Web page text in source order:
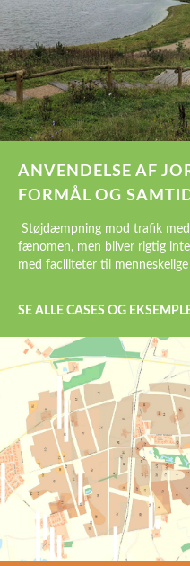
ANVENDELSE AF
FORMÅL OG
Støjdæmpning mod trafik
fænomen, men bliver rigtig
med faciliteter til
SE ALLE CASES OG